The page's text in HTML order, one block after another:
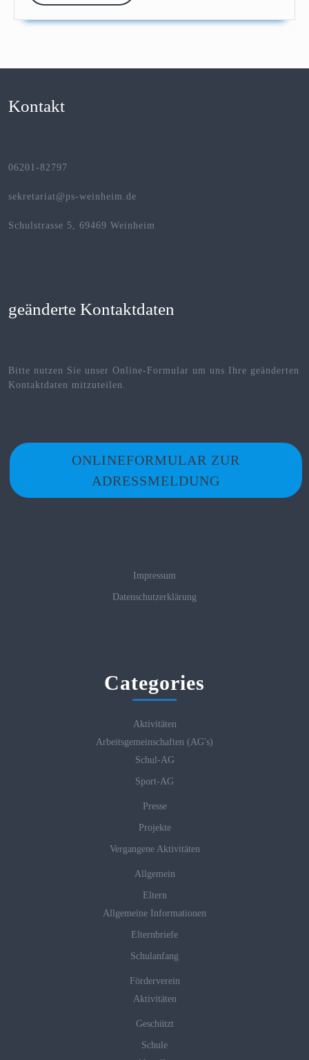
Kontakt
06201-82797
sekretariat@ps-weinheim.de
Schulstrasse 5, 69469 Weinheim
geänderte Kontaktdaten
Bitte nutzen Sie unser Online-Formular um uns Ihre geänderten
Kontaktdaten mitzuteilen.
ONLINEFORMULAR ZUR
ADRESSMELDUNG
Impressum
Datenschutzerklärung
Categories
Aktivitäten
Arbeitsgemeinschaften (AG's)
Schul-AG
Sport-AG
Presse
Projekte
Vergangene Aktivitäten
Allgemein
Eltern
Allgemeine Informationen
Elternbriefe
Schulanfang
Förderverein
Aktivitäten
Geschützt
Schule